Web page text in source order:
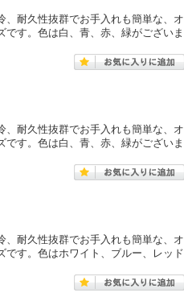
耐久性抜群でお手入れも簡単な、オ
す。色は白、青、赤、緑がございま
耐久性抜群でお手入れも簡単な、オ
す。色は白、青、赤、緑がございま
耐久性抜群でお手入れも簡単な、オ
です。色はホワイト、ブルー、レッド